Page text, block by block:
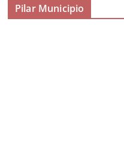
Pilar Municipio